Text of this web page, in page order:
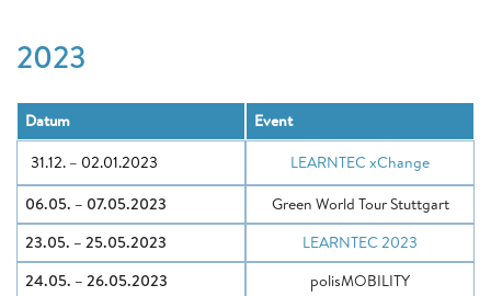
2023
Datum
Event
31.12. – 02.01.2023
LEARNTEC xChange
06.05. – 07.05.2023
Green World Tour Stuttgart
23.05. – 25.05.2023
LEARNTEC 2023
24.05. – 26.05.2023
polisMOBILITY